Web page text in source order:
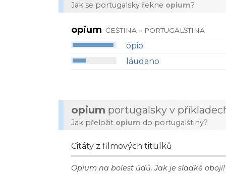
Jak se portugalsky řekne opium?
opium ČEŠTINA » PORTUGALŠTINA
ópio
láudano
opium portugalsky v
Jak přeložit opium do portugalštiny?
Citáty z filmových titulků
Opium na bolest údů. Jak je sladké obojí!